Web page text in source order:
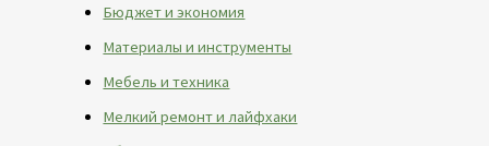
Бюджет и экономия
Материалы и инструменты
Мебель и техника
Мелкий ремонт и лайфхаки